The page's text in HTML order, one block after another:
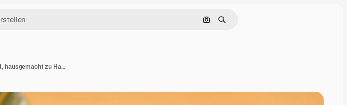
Nach Bild suchen
Suchen
Traditioneller Reis Knödel für das Drachenboot-Festival, hausgemacht zu Hause